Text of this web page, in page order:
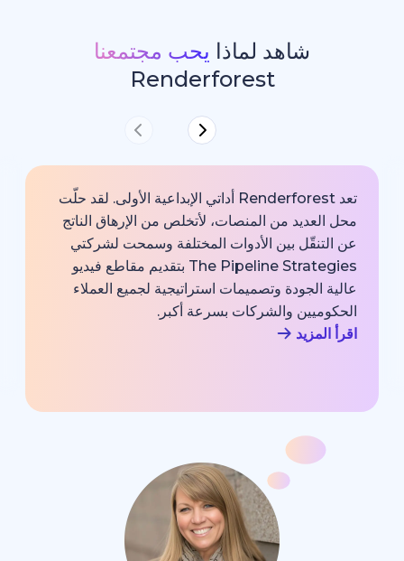
شاهد لماذايحب مجتمعنا
Renderforest
تعد Renderforest أداتي الإبداعية الأولى. لقد حلّت
من المنصات، لأتخلص من الإرهاق الناتج
بين الأدوات المختلفة وسمحت لشركتي
The Pipeline Strategies بتقديم مقاطع فيديو
وتصميمات استراتيجية لجميع العملاء
والشركات بسرعة أكبر.